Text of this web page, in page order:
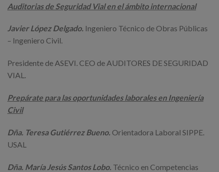
Auditorias de Seguridad Vial en el ámbito internacional
Javier López Delgado. Ingeniero Técnico de Obras Públicas
– Ingeniero Civil.
Presidente de ASEVI. CEO de AUDITORES DE SEGURIDAD
VIAL.
Prepárate para las oportunidades laborales en Ingeniería
Civil
Dña. Teresa Gutiérrez Bueno. Orientadora Laboral SIPPE.
USAL
Dña. María Jesús Santos Lobo. Técnico en Competencias